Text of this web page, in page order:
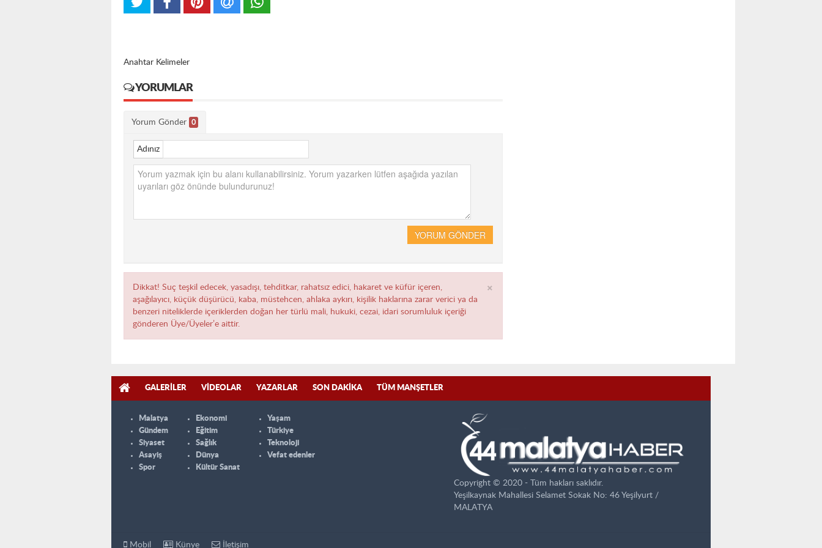
Anahtar Kelimeler
YORUMLAR
Yorum Gönder 0
Adınız
YORUM GÖNDER
×
Dikkat! Suç teşkil edecek, yasadışı, tehditkar, rahatsız edici, hakaret ve küfür içeren,
aşağılayıcı, küçük düşürücü, kaba, müstehcen, ahlaka aykırı, kişilik haklarına zarar verici ya da
benzeri niteliklerde içeriklerden doğan her türlü mali, hukuki, cezai, idari sorumluluk içeriği
gönderen Üye/Üyeler’e aittir.
GALERILER VIDEOLAR YAZARLAR SON DAKIKA TÜM MANŞETLER
Malatya
Gündem
Siyaset
Asayiş
Spor
Ekonomi
Eğitim
Sağlık
Dünya
Kültür Sanat
Yaşam
Türkiye
Teknoloji
Vefat edenler
Copyright © 2020 - Tüm hakları saklıdır.
Yeşilkaynak Mahallesi Selamet Sokak No: 46 Yeşilyurt /
MALATYA
Mobil Künye İletişim